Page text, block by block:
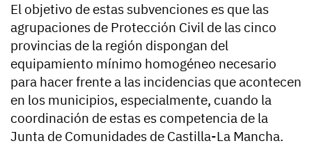
El objetivo de estas subvenciones es que las
agrupaciones de Protección Civil de las cinco
provincias de la región dispongan del
equipamiento mínimo homogéneo necesario
para hacer frente a las incidencias que acontecen
en los municipios, especialmente, cuando la
coordinación de estas es competencia de la
Junta de Comunidades de Castilla-La Mancha.